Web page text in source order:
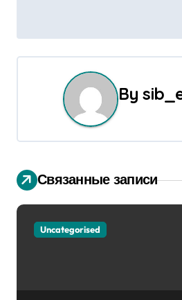
г
а
п
о
By
Связанные записи
Uncategorised